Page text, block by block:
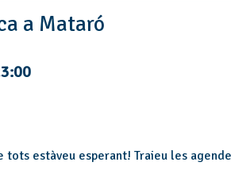
a Mataró
tots estàveu esperant! Traieu les